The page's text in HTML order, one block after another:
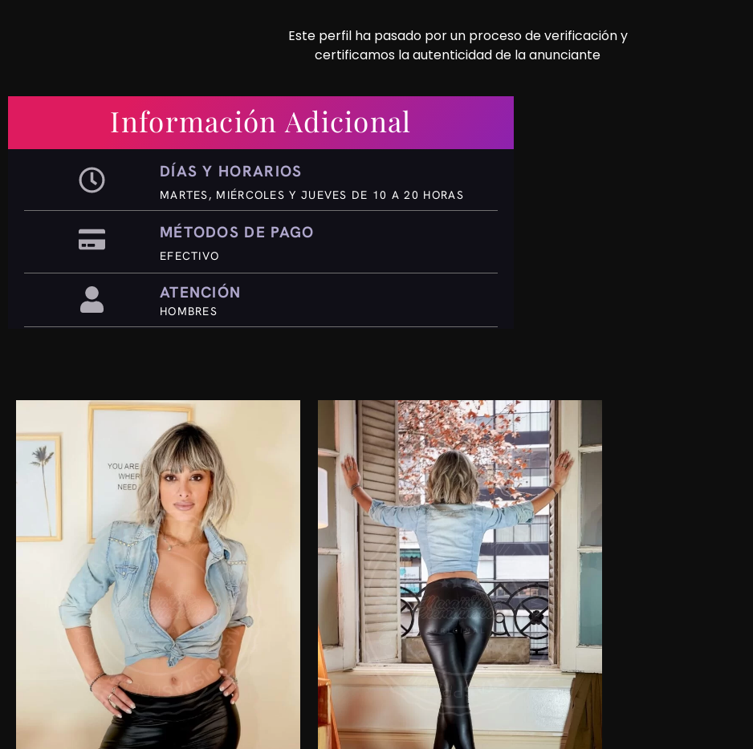
Este perfil ha pasado por un proceso de verificación y
certificamos la autenticidad de la anunciante
Información Adicional
DÍAS Y HORARIOS
MARTES, MIÉRCOLES Y JUEVES DE 10 A 20 HORAS
MÉTODOS DE PAGO
EFECTIVO
ATENCIÓN
HOMBRES